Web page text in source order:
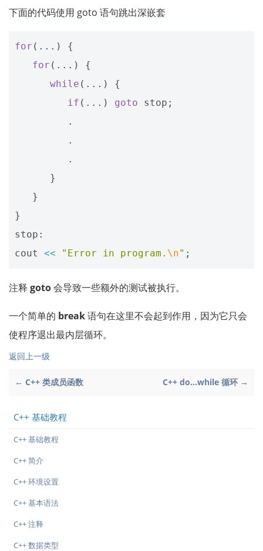
下面的代码使用 goto 语句跳出深嵌套
for (...)
{
for (...)
{
while (...)
{
if (...) goto stop ;
.
.
.
}
}
}
stop :
cout
<< "Error in program. \n" ;
注释 goto会导致一些额外的测试被执行。
一个简单的 break语句在这里不会起到作用，因为它只会
使程序退出最内层循环。
返回上一级
← C++ 类成员函数 C++ do...while 循环 →
C++ 基础教程
C++ 基础教程
C++ 简介
C++ 环境设置
C++ 基本语法
C++ 注释
C++ 数据类型